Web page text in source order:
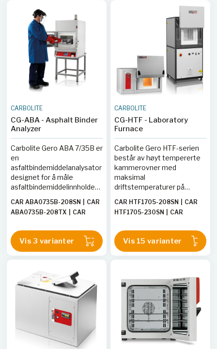
CARBOLITE
CG-ABA - Asphalt Binder
Analyzer
Carbolite Gero ABA 7/35B er
en
asfaltbindemiddelanalysator
designet for å måle
asfaltbindemiddelinnholdet i
ved hjelp av
glødetapsmetoden, i
AASHTO T 308-10, ASTM
D6307-19 og BS EN 12697-
veiings- og
beregningssystemet er
konfigurerbart for å tillate
variasjoner i den
standardiserte
testmetoden.
Testresultater er
tilgjengelige både i trykt og
CAR ABA0735B-208SN
CAR
ABA0735B-208TX
CAR
ABA0735B-230TX|CAR
ABA0735B-400TN
Vis 3 varianter
CARBOLITE
CG-HTF - Laboratory
Furnace
Carbolite Gero HTF-serien
består av høyt tempererte
kammerovner med
maksimal
driftstemperaturer på
mindre modellene er
benkmonterte, mens de
kammerkapasiteter fra 4 til
10 liter. Disse ovnene er
vertikal løftedør som holder
den oppvarmede overflaten
borte fra brukeren. Den
avanserte ildfaste interiøret
kombinert med
energieffektiv lav termisk
masseisolasjon sikrer
CAR HTF1705-208SN
CAR
HTF1705-230SN
CAR
HTF1710-230SN|CAR
HTF1710-400TN| CAR
HTF1804-208SN|CAR
HTF1808-208SN| CAR
HTF1808-230SN| CAR
HTF1808-400TN| CAR
HTF1727-208TX|CAR
HTF1727-230TX|CAR
HTF1727-400TN CAR
CAR
Vis 15 varianter